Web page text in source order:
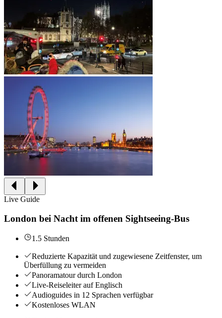
Live Guide
London bei Nacht im offenen Sightseeing-Bus
1.5 Stunden
Reduzierte Kapazität und zugewiesene Zeitfenster, um
Überfüllung zu vermeiden
Panoramatour durch London
Live-Reiseleiter auf Englisch
Audioguides in 12 Sprachen verfügbar
Kostenloses WLAN